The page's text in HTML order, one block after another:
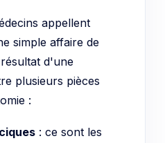
appellent
simple affaire de
d'une
plusieurs pièces
:
: ce sont les